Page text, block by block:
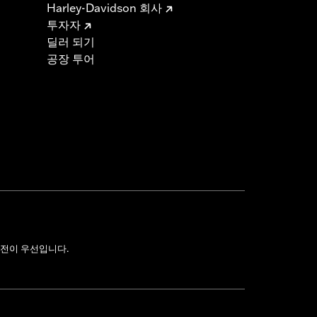
Harley-Davidson 회사
투자자
딜러 되기
공장 투어
이 우선입니다.